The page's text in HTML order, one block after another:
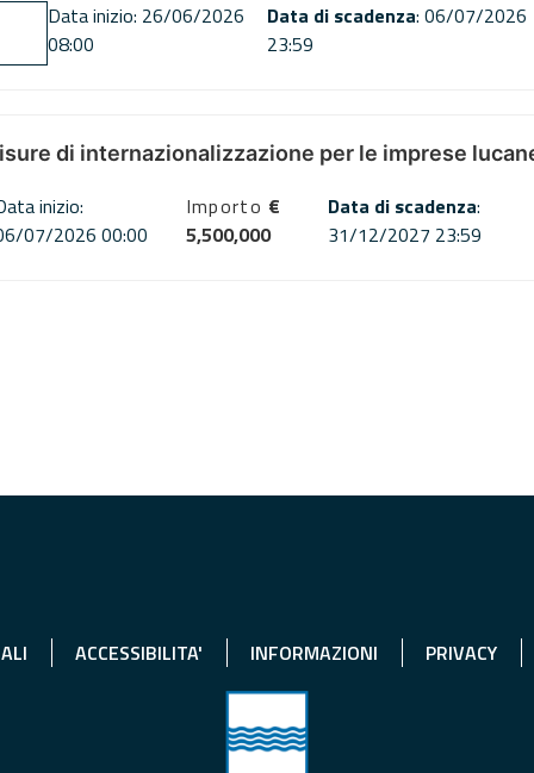
Data inizio: 26/06/2026
08:00
Data di scadenza: 06/07/2026
23:59
di internazionalizzazione per le imprese
inizio:
07/2026 00:00
Importo €
5,500,000
Data di scadenza:
31/12/2027 23:59
ACCESSIBILITA' INFORMAZIONI PRIVACY